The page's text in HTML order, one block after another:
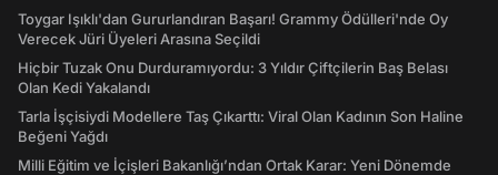
Toygar Işıklı'dan Gururlandıran Başarı! Grammy Ödülleri'nde Oy
Verecek Jüri Üyeleri Arasına Seçildi
Hiçbir Tuzak Onu Durduramıyordu: 3 Yıldır Çiftçilerin Baş Belası
Olan Kedi Yakalandı
Tarla İşçisiydi Modellere Taş Çıkarttı: Viral Olan Kadının Son Haline
Beğeni Yağdı
Milli Eğitim ve İçişleri Bakanlığı’ndan Ortak Karar: Yeni Dönemde